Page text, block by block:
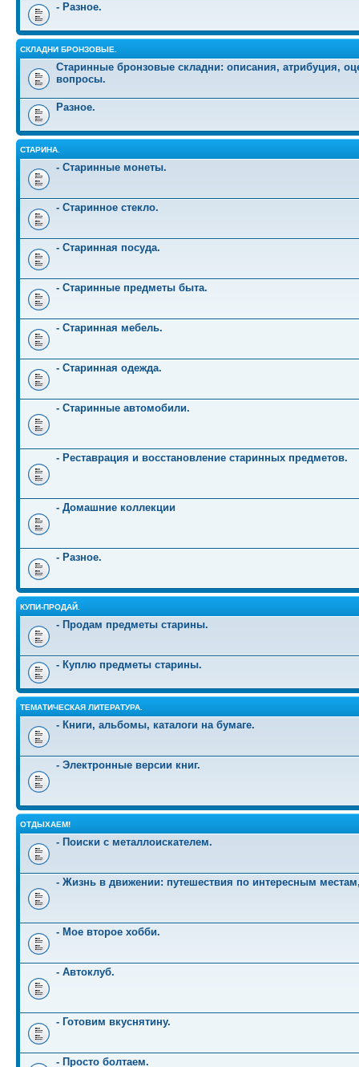
- Разное.
СКЛАДНИ БРОНЗОВЫЕ.
Старинные бронзовые складни: описания, атрибуция,
вопросы.
Разное.
СТАРИНА.
- Старинные монеты.
- Старинное стекло.
- Старинная посуда.
- Старинные предметы быта.
- Старинная мебель.
- Старинная одежда.
- Старинные автомобили.
- Реставрация и восстановление старинных предметов.
- Домашние коллекции
- Разное.
КУПИ-ПРОДАЙ.
- Продам предметы старины.
- Куплю предметы старины.
ТЕМАТИЧЕСКАЯ ЛИТЕРАТУРА.
- Книги, альбомы, каталоги на бумаге.
- Электронные версии книг.
ОТДЫХАЕМ!
- Поиски с металлоискателем.
- Жизнь в движении: путешествия по интересным
- Мое второе хобби.
- Автоклуб.
- Готовим вкуснятину.
- Просто болтаем.